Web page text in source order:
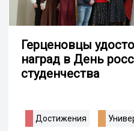
Герценовцы
наград в День
студенчества
Достижения